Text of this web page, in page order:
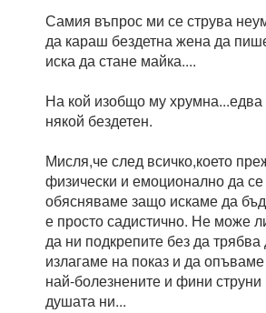
Самия въпрос ми се струва
да караш бездетна жена да
иска да стане майка....
На кой изобщо му хрумна...едва
някой бездетен.
Мисля,че след всичко,което
физически и емоционално да се
обясняваме защо искаме да
е просто садистично. Не може
да ни подкрепите без да трябва
излагаме на показ и да
най-болезнените и фини струни
душата ни...